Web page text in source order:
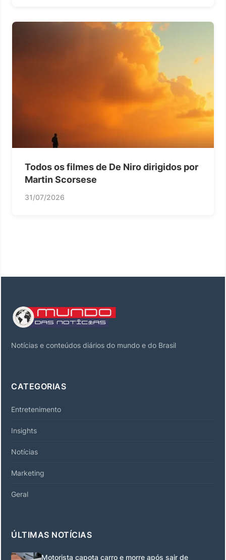
Todos os filmes de De Niro dirigidos por
Martin Scorsese
31/07/2026
Notícias e conteúdos diários do mundo e do Brasil
CATEGORIAS
Entretenimento
Insights
Notícias
Marketing
Geral
ÚLTIMAS NOTÍCIAS
Motorista capota carro e morre após sair de